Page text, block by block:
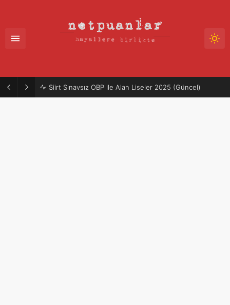
Siirt Sınavsız OBP ile Alan Liseler 2025 (Güncel)